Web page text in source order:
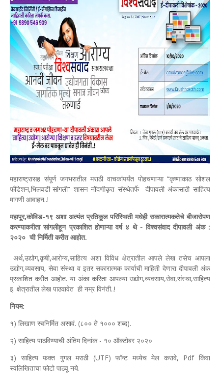
महाराष्ट्रासह संपूर्ण जगभरातील मराठी वाचकांपर्यंत पोहचणाऱ्या “कृष्णाकाठ सोशल
फौंडेशन,भिलवडी-सांगली” शासन नोंदणीकृत संस्थेतर्फे दीपावली अंकासाठी साहित्य
मागणी आवाहन..!
महापूर,कोविड-१९ अशा अत्यंत प्रतिकूल परिस्थिती मधेही सकारात्मकतेचे बीजारोपण
करण्याकरीता सांगलीहून प्रकाशित होणाऱ्या वर्ष ४ थे - विश्वसंवाद दीपावली अंक :
२०२० ची निर्मिती करीत आहोत.
अर्थ,उद्योग,कृषी,आरोग्य,साहित्य अशा विविध क्षेत्रातील आपले लेख तसेच आपला
उद्योग,व्यवसाय, सेवा संस्था व इतर सकारात्मक कार्याची माहिती देणारा दीपावली अंक
प्रकाशित करीत आहोत. या अंका करिता आपल्या उद्योग,व्यवसाय,सेवा,संस्था,साहित्य
इ. क्षेत्रातील लेख पाठवावेत ही नम्र विनंती..!
नियम:
१) लिखाण स्वनिर्मित असावं. (८०० ते १००० शब्द).
२) साहित्य पाठविण्याची अंतिम दिनांक - १० ऑक्टोबर २०२०
३) साहित्य फक्त गुगल मराठी (UTF) फॉन्ट मध्येच मेल करावे, Pdf किंवा
स्वलिखिताचा फोटो पाठवू नये.